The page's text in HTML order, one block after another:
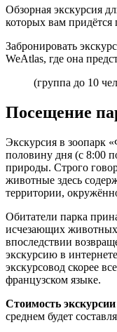
Обзорная экскурсия
которых вам придётся
Забронировать
WeAtlas, где она
(группа до 10
Посещение
Экскурсия в зоопарк
половину дня (с 8:00
природы. Строго
животные здесь
территории,
Обитатели парка
исчезающих
впоследствии
экскурсию в
экскурсовод скорее
французском языке.
Стоимость экскурсии
среднем будет